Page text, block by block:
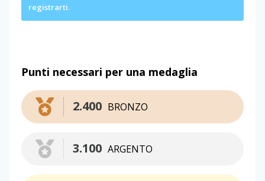
registrarti.
Punti necessari per una medaglia
BRONZO
2.400
ARGENTO
3.100